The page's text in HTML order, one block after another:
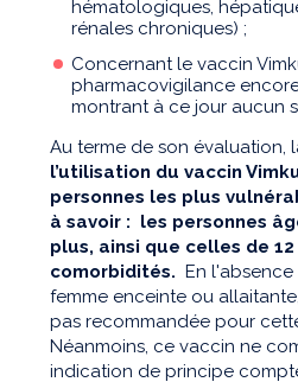
hématologiques,
rénales chroniques) ;
Concernant le vaccin
pharmacovigilance
montrant à ce jour aucun
Au terme de son évaluation,
l’utilisation du vaccin
personnes les plus
à savoir : les personnes
plus, ainsi que celles de
comorbidités. En
femme enceinte ou
pas recommandée pour
Néanmoins, ce vaccin ne
indication de principe